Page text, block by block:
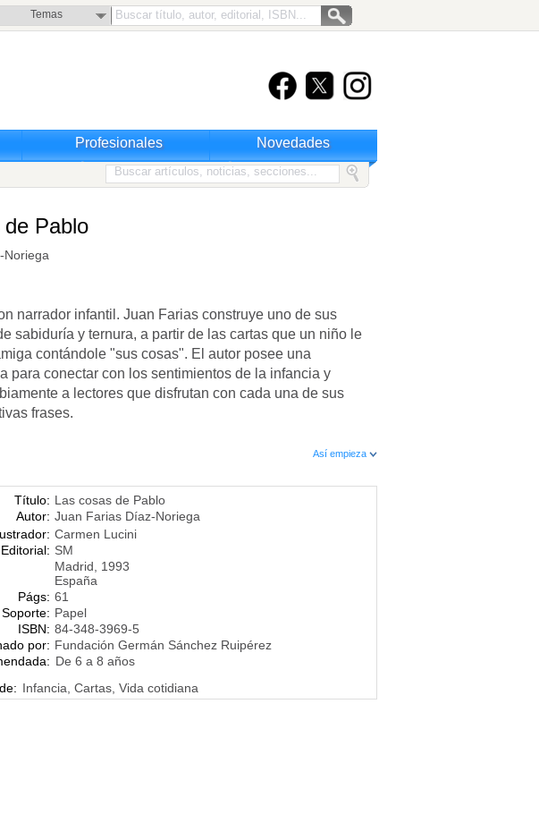
Temas
Profesionales Novedades
Pablo
Noriega
narrador infantil. Juan Farias construye uno de sus
sabiduría y ternura, a partir de las cartas que un niño le
contándole "sus cosas". El autor posee una
para conectar con los sentimientos de la infancia y
a lectores que disfrutan con cada una de sus
frases.
Así empieza
Título: Las cosas de Pablo
Autor: Juan Farias Díaz-Noriega
Carmen Lucini
Editorial: SM
Madrid, 1993
España
Págs: 61
Soporte: Papel
ISBN: 84-348-3969-5
por: Fundación Germán Sánchez Ruipérez
De 6 a 8 años
Infancia, Cartas, Vida cotidiana